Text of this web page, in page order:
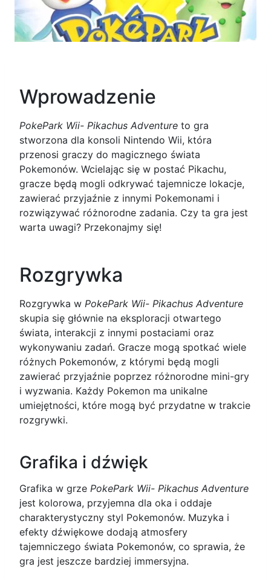
Wprowadzenie
PokePark Wii- Pikachus Adventure to gra
stworzona dla konsoli Nintendo Wii, która
przenosi graczy do magicznego świata
Pokemonów. Wcielając się w postać Pikachu,
gracze będą mogli odkrywać tajemnicze lokacje,
zawierać przyjaźnie z innymi Pokemonami i
rozwiązywać różnorodne zadania. Czy ta gra jest
warta uwagi? Przekonajmy się!
Rozgrywka
Rozgrywka w PokePark Wii- Pikachus Adventure
skupia się głównie na eksploracji otwartego
świata, interakcji z innymi postaciami oraz
wykonywaniu zadań. Gracze mogą spotkać wiele
różnych Pokemonów, z którymi będą mogli
zawierać przyjaźnie poprzez różnorodne mini-gry
i wyzwania. Każdy Pokemon ma unikalne
umiejętności, które mogą być przydatne w trakcie
rozgrywki.
Grafika i dźwięk
Grafika w grze PokePark Wii- Pikachus Adventure
jest kolorowa, przyjemna dla oka i oddaje
charakterystyczny styl Pokemonów. Muzyka i
efekty dźwiękowe dodają atmosfery
tajemniczego świata Pokemonów, co sprawia, że
gra jest jeszcze bardziej immersyjna.